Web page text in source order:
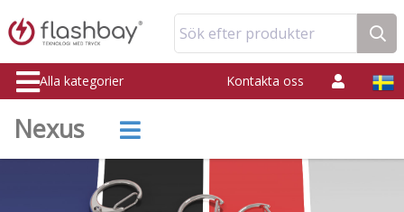
Sök efter produkter
Alla kategorier Kontakta oss
Nexus